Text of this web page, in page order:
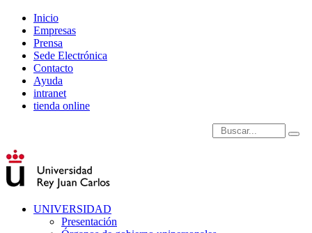
Inicio
Empresas
Prensa
Sede Electrónica
Contacto
Ayuda
intranet
tienda online
Introduce términos de
UNIVERSIDAD
Presentación